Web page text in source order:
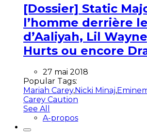
[Dossier] Static
l’homme derrière
d’Aaliyah, Lil
Hurts ou encore
27 mai 2018
Popular Tags:
Mariah Carey,Nicki Minaj,
Carey Caution
See All
A-propos